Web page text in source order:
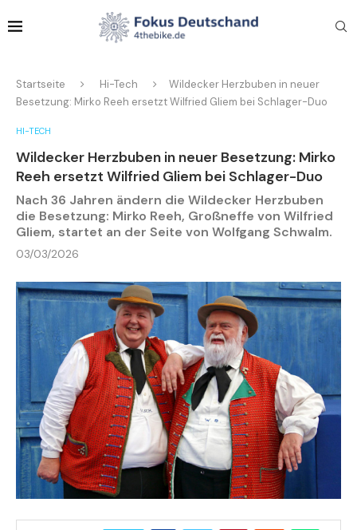
Startseite Hi-Tech
Wildecker Herzbuben in neuer
Besetzung: Mirko Reeh ersetzt Wilfried Gliem bei Schlager-Duo
HI-TECH
Wildecker Herzbuben in neuer Besetzung: Mirko
Reeh ersetzt Wilfried Gliem bei Schlager-Duo
Nach 36 Jahren ändern die Wildecker Herzbuben
die Besetzung: Mirko Reeh, Großneffe von Wilfried
Gliem, startet an der Seite von Wolfgang Schwalm.
03/03/2026